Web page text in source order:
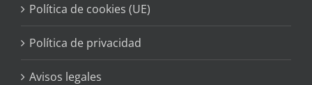
Política de cookies (UE)
Política de privacidad
Avisos legales